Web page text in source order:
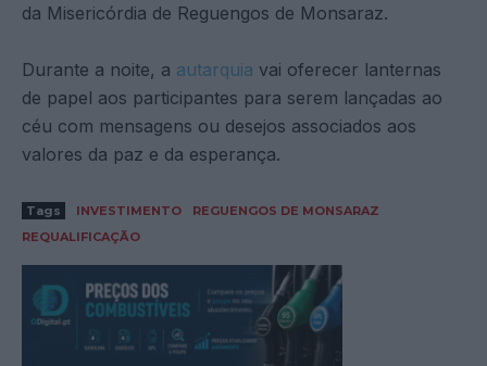
da Misericórdia de Reguengos de Monsaraz.
Durante a noite, a autarquia vai oferecer lanternas
de papel aos participantes para serem lançadas ao
céu com mensagens ou desejos associados aos
valores da paz e da esperança.
Tags INVESTIMENTO
REGUENGOS DE MONSARAZ
REQUALIFICAÇÃO